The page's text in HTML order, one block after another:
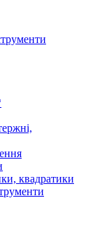
квадратики